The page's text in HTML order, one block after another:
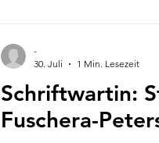
Schriftwartin:
Fuschera-
-
30. Juli
1 Min. Lesezeit